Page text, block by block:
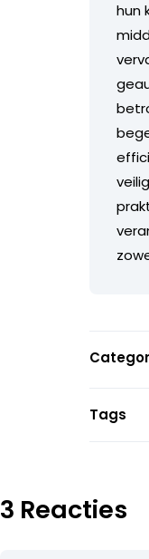
hun
Tags
3 Reacties